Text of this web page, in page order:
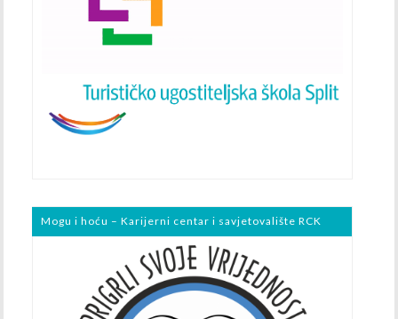
Mogu i hoću – Karijerni centar i savjetovalište RCK